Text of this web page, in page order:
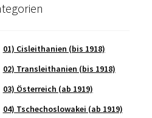
01) Cisleithanien (bis 1918)
02) Transleithanien (bis 1918)
03) Österreich (ab 1919)
04) Tschechoslowakei (ab 1919)